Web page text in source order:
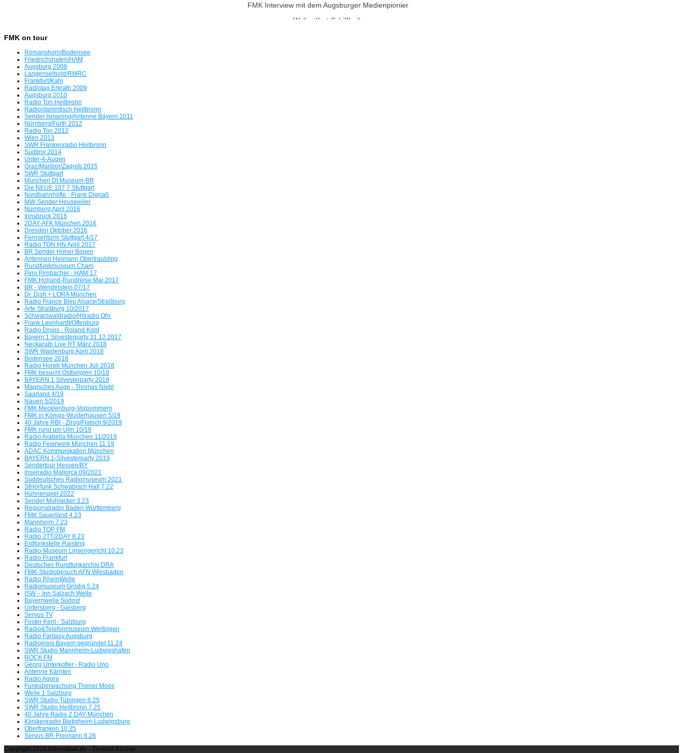
FMK Interview mit dem Augsburger Medienpionier
Walter Kurt Schilffarth
FMK on tour
Romanshorn/Bodensee
Friedrichshafen/HAM
Augsburg 2008
Langenselbold/RMRC
Frankfurt/Kahl
Radiotag Erkrath 2009
Augsburg 2010
Radio Ton Heilbronn
Radiostammtisch Heilbronn
Sender Ismaning/Antenne Bayern 2011
Nürnberg/Fürth 2012
Radio Ton 2012
Wien 2013
SWR Frankenradio Heilbronn
Südtirol 2014
Unter-4-Augen
Graz/Maribor/Zagreb 2015
SWR Stuttgart
München Dt.Museum-BR
Die NEUE 107,7 Stuttgart
Nordbahnhöfle - Frank Dignaß
MW-Sender Heusweiler
Nürnberg April 2016
Innsbruck 2016
2DAY-AFK München 2016
Dresden Oktober 2016
Fernsehturm Stuttgart 4/17
Radio TON HN April 2017
BR Sender Hoher Bogen
Antennen Heimann Obertraubling
Rundfunkmuseum Cham
Pirni Pirnbacher - HAM`17
FMK Holland-Rundreise Mai 2017
BR - Wendelstein 07/17
Dr. Dish + LORA München
Radio France Bleu Alsace/Straßburg
Arte Straßburg 10/2017
Schwarzwaldradio/Hitradio Ohr
Frank Leonhardt/Offenburg
Radio Drops - Roland Kopf
Bayern 1 Silvesterparty 31.12.2017
Neckaralb Live RT März 2018
SWR Waldenburg April 2018
Bodensee 2018
Radio Horeb München Juli 2018
FMK besucht Ostbelgien 10/18
BAYERN 1 Silvesterparty 2018
Magisches Auge - Thomas Niebl
Saarland 4/19
Nauen 5/2019
FMK Mecklenburg-Vorpommern
FMK in Königs-Wusterhausen 5/19
40 Jahre RBI - Zirog/Flatsch 9/2019
FMK rund um Ulm 10/19
Radio Arabella München 11/2019
Radio Feierwerk München 11.19
ADAC Kommunikation München
BAYERN 1-Silvesterparty 2019
Sendertour Hessen/BY
Inselradio Mallorca 09/2021
Süddeutsches Radiomuseum 2021
StHörfunk Schwäbisch Hall 7.22
Hühnerspiel 2022
Sender Mühlacker 3.23
Regionalradio Baden Württemberg
FMK Sauerland 4.23
Mannheim 7.23
Radio TOP FM
Radio 2TT/2DAY 8.23
Erdfunkstelle Raisting
Radio-Museum Linsengericht 10.23
Radio Frankfurt
Deutsches Rundfunkarchiv DRA
FMK-Studiobesuch AFN Wiesbaden
Radio RheinWelle
Radiomuseum Grödig 5.24
ISW – Inn Salzach Welle
Bayernwelle Südost
Untersberg - Gaisberg
Servus TV
Foster Kent - Salzburg
Radio&Telefonmuseum Wertingen
Radio Fantasy Augsburg
Radiokreis Bayern gegründet 11.24
SWR Studio Mannheim-Ludwigshafen
ROCK FM
Georg Unterkofler - Radio Uno
Antenne Kärnten
Radio Agora
Funküberwachung Thoner Moos
Welle 1 Salzburg
SWR Studio Tübingen 6.25
SWR Studio Heilbronn 7.25
40 Jahre Radio 2 DAY München
Klinikenradio Bietigheim-Ludwigsburg
Oberfranken 10.25
Servus BR-Freimann 6.26
Copyright 2026 fmkompakt.de - Thomas Kircher